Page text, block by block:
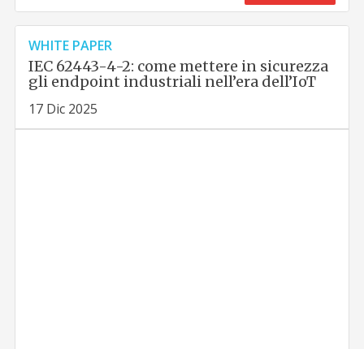
WHITE PAPER
IEC 62443-4-2: come mettere in sicurezza
gli endpoint industriali nell’era dell’IoT
17 Dic 2025